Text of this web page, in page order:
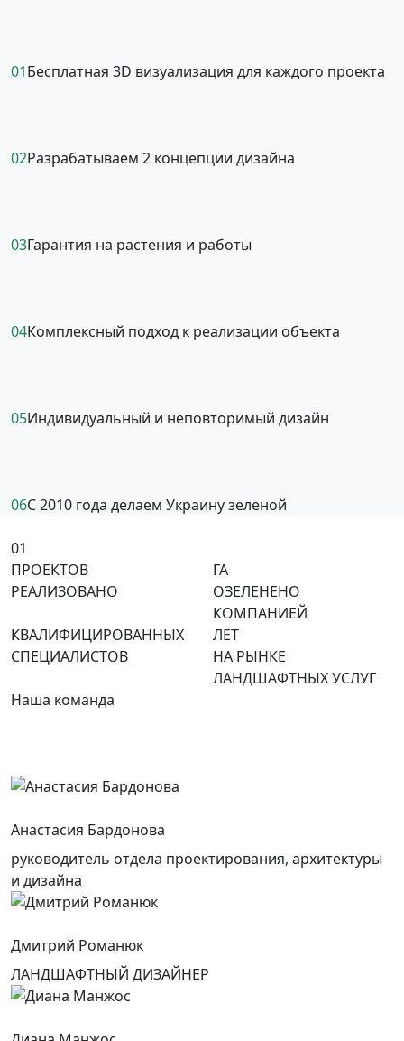
01Бесплатная 3D визуализация для каждого проекта
02Разрабатываем 2 концепции дизайна
03Гарантия на растения и работы
04Комплексный подход к реализации объекта
05Индивидуальный и неповторимый дизайн
06С 2010 года делаем Украину зеленой
01
ПРОЕКТОВ
РЕАЛИЗОВАНО
ГА
ОЗЕЛЕНЕНО
КОМПАНИЕЙ
КВАЛИФИЦИРОВАННЫХ
СПЕЦИАЛИСТОВ
ЛЕТ
НА РЫНКЕ
ЛАНДШАФТНЫХ УСЛУГ
Наша команда
Анастасия Бардонова
руководитель отдела проектирования, архитектуры
и дизайна
Дмитрий Романюк
ЛАНДШАФТНЫЙ ДИЗАЙНЕР